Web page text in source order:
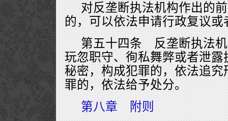
对反垄断执法机构作出的
的，可以依法申请行政复议
第五十四条 反垄断执法
玩忽职守、徇私舞弊或者泄
秘密，构成犯罪的，依法追
罪的，依法给予处分。
第八章 附则